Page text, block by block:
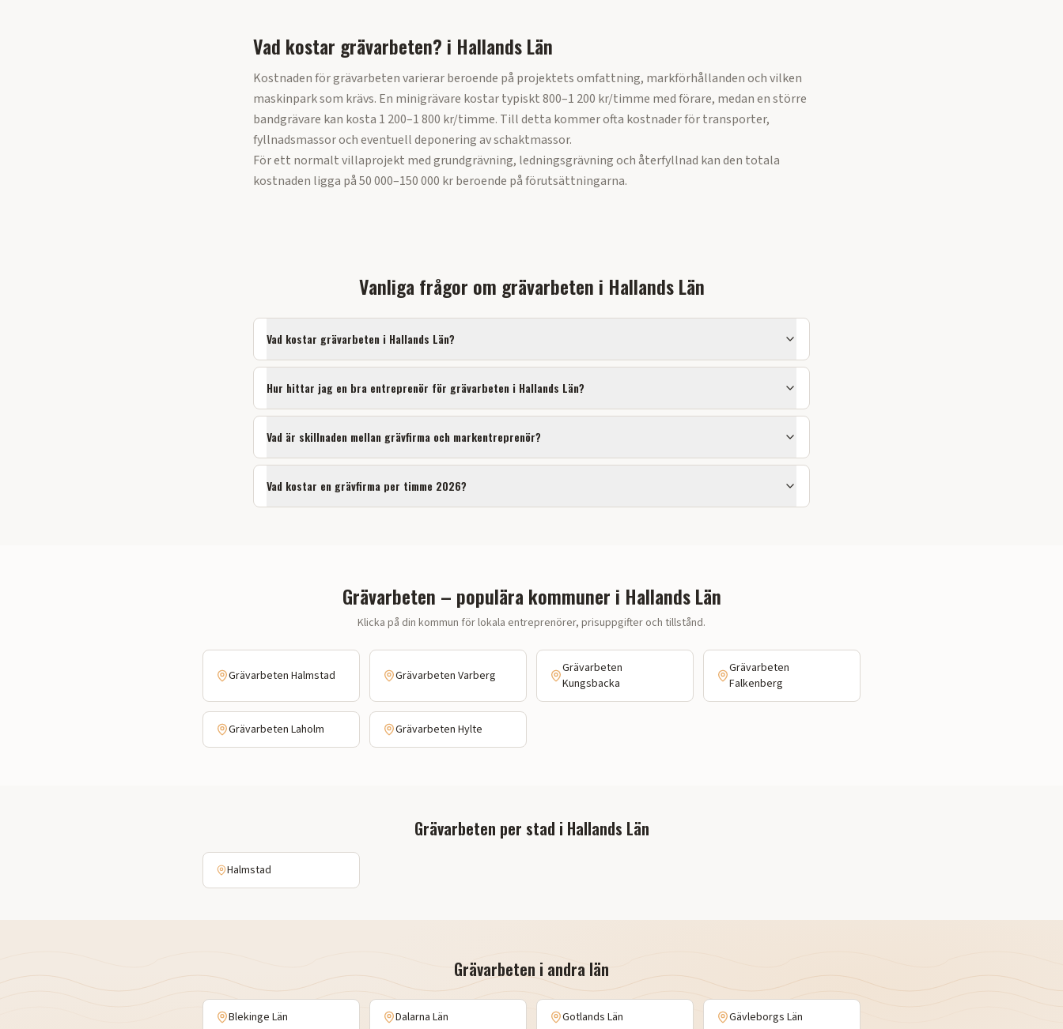
Vad kostar grävarbeten? i Hallands Län
Kostnaden för grävarbeten varierar beroende på projektets omfattning, markförhållanden och vilken
maskinpark som krävs. En minigrävare kostar typiskt 800–1 200 kr/timme med förare, medan en större
bandgrävare kan kosta 1 200–1 800 kr/timme. Till detta kommer ofta kostnader för transporter,
fyllnadsmassor och eventuell deponering av schaktmassor.
För ett normalt villaprojekt med grundgrävning, ledningsgrävning och återfyllnad kan den totala
kostnaden ligga på 50 000–150 000 kr beroende på förutsättningarna.
Vanliga frågor om grävarbeten i Hallands Län
Vad kostar grävarbeten i Hallands Län?
Hur hittar jag en bra entreprenör för grävarbeten i Hallands Län?
Vad är skillnaden mellan grävfirma och markentreprenör?
Vad kostar en grävfirma per timme 2026?
Grävarbeten – populära kommuner i Hallands Län
Klicka på din kommun för lokala entreprenörer, prisuppgifter och tillstånd.
Grävarbeten Halmstad Grävarbeten Varberg
Grävarbeten
Kungsbacka
Grävarbeten
Falkenberg
Grävarbeten Laholm Grävarbeten Hylte
Grävarbeten per stad i Hallands Län
Halmstad
Grävarbeten i andra län
Blekinge Län Dalarna Län Gotlands Län Gävleborgs Län